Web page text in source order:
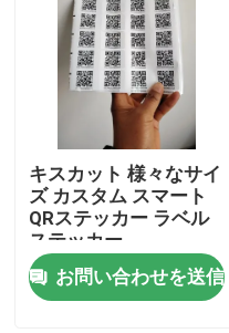
キスカット 様々なサイ
ズ カスタム スマート
QRステッカー ラベル
ステッカー
お問い合わせを送信